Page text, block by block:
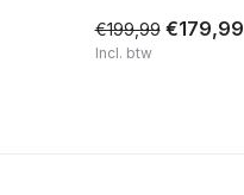
€199,99 €179,99
Incl. btw